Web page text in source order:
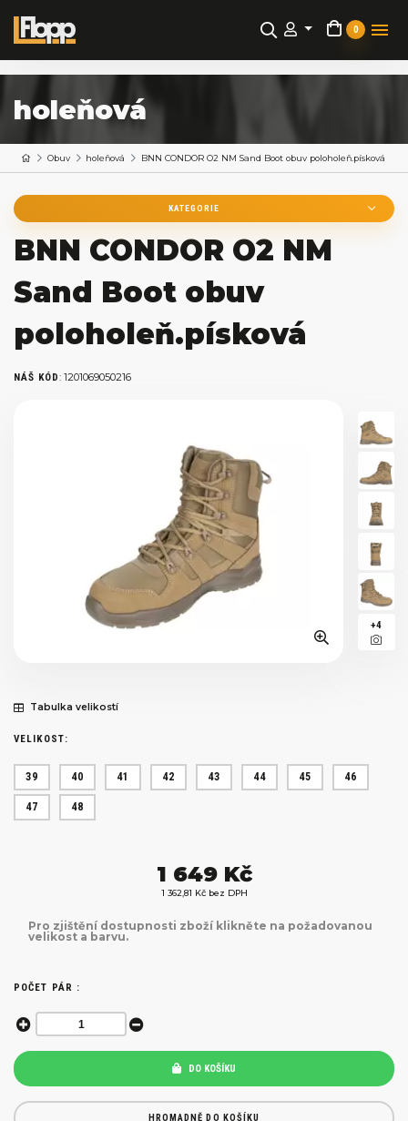
0
holeňová
Obuv holeňová BNN CONDOR O2 NM Sand Boot obuv poloholeň.písková
KATEGORIE
BNN CONDOR O2 NM
Sand Boot obuv
poloholeň.písková
NÁŠ KÓD: 1201069050216
+4
Tabulka velikostí
VELIKOST:
39 40 41 42 43 44 45 46
47 48
1 649 Kč
1 362,81 Kč bez DPH
Pro zjištění dostupnosti zboží klikněte na požadovanou
velikost a barvu.
POČET PÁR :
DO KOŠÍKU
HROMADNĚ DO KOŠÍKU